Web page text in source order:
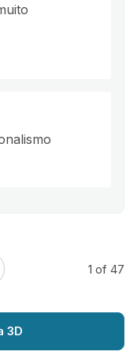
1 of 47
3D